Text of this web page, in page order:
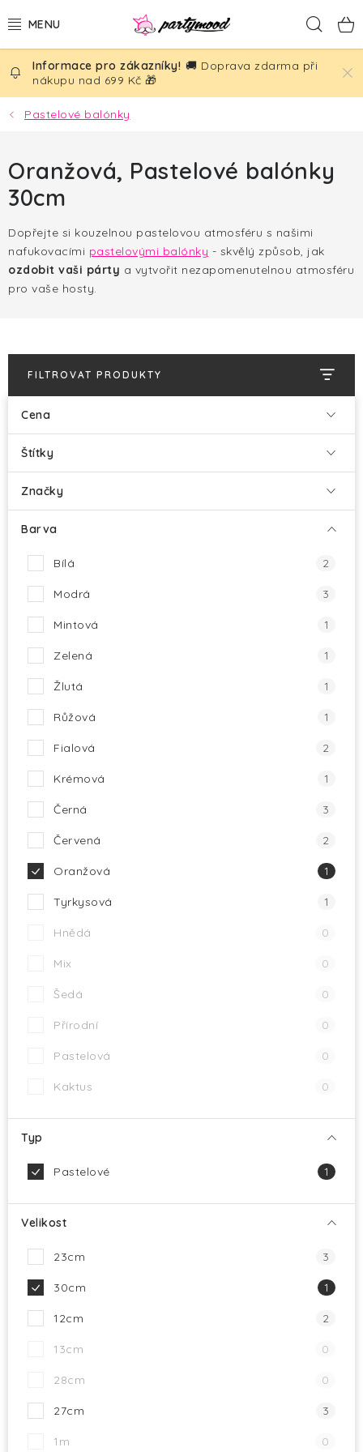
na
BALÓNKY
PÁRTY DEKORACE
TÉMATA
NAROZENINY
VÁNOCE
Kontakt
🚚 Doprava zdarma při
nákupu nad 699 Kč 🎁
Pastelové balónky
Oranžová, Pastelové balónky
30cm
Dopřejte si kouzelnou pastelovou atmosféru s našimi
nafukovacími pastelovými balónky - skvělý způsob, jak
ozdobit vaši párty a vytvořit nezapomenutelnou atmosféru
pro vaše hosty.
FILTROVAT PRODUKTY
Cena
Štítky
Značky
Barva
Bílá 2
Modrá 3
Mintová 1
Zelená 1
Žlutá 1
Růžová 1
Fialová 2
Krémová 1
Černá 3
Červená 2
Oranžová 1
Tyrkysová 1
Hnědá 0
Mix 0
Šedá 0
Přírodní 0
Pastelová 0
Kaktus 0
Typ
Pastelové 1
Velikost
23cm 3
30cm 1
12cm 2
13cm 0
28cm 0
27cm 3
1m 0